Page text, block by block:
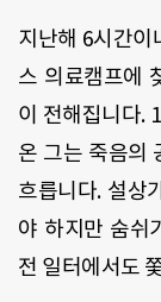
지난해 6시간이
스 의료캠프에
이 전해집니다.
온 그는 죽음의
흐릅니다. 설상
야 하지만 숨쉬
전 일터에서도